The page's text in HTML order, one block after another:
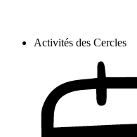
Activités des Cercles